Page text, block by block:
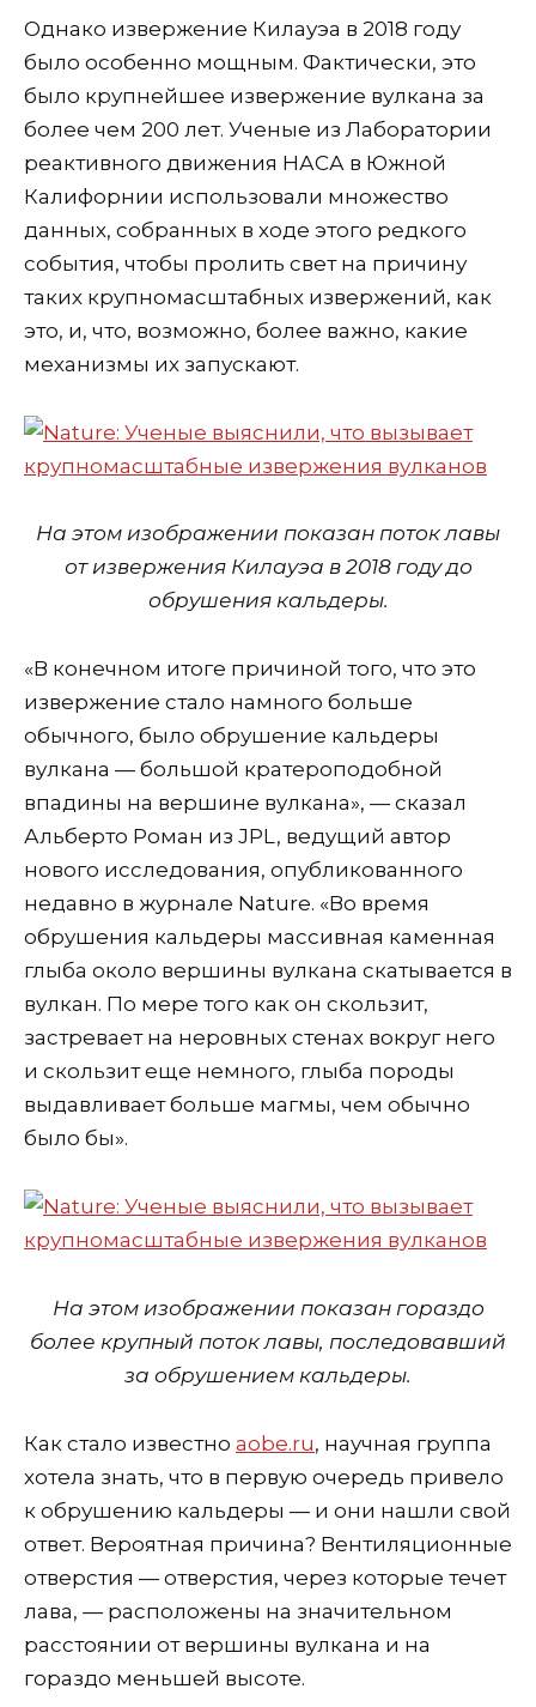
Однако извержение Килауэа в 2018 году
было особенно мощным. Фактически, это
было крупнейшее извержение вулкана за
более чем 200 лет. Ученые из Лаборатории
реактивного движения НАСА в Южной
Калифорнии использовали множество
данных, собранных в ходе этого редкого
события, чтобы пролить свет на причину
таких крупномасштабных извержений, как
это, и, что, возможно, более важно, какие
механизмы их запускают.
На этом изображении показан поток лавы
от извержения Килауэа в 2018 году до
обрушения кальдеры.
«В конечном итоге причиной того, что это
извержение стало намного больше
обычного, было обрушение кальдеры
вулкана — большой кратероподобной
впадины на вершине вулкана», — сказал
Альберто Роман из JPL, ведущий автор
нового исследования, опубликованного
недавно в журнале Nature. «Во время
обрушения кальдеры массивная каменная
глыба около вершины вулкана скатывается в
вулкан. По мере того как он скользит,
застревает на неровных стенах вокруг него
и скользит еще немного, глыба породы
выдавливает больше магмы, чем обычно
было бы».
На этом изображении показан гораздо
более крупный поток лавы, последовавший
за обрушением кальдеры.
Как стало известно aobe.ru, научная группа
хотела знать, что в первую очередь привело
к обрушению кальдеры — и они нашли свой
ответ. Вероятная причина? Вентиляционные
отверстия — отверстия, через которые течет
лава, — расположены на значительном
расстоянии от вершины вулкана и на
гораздо меньшей высоте.